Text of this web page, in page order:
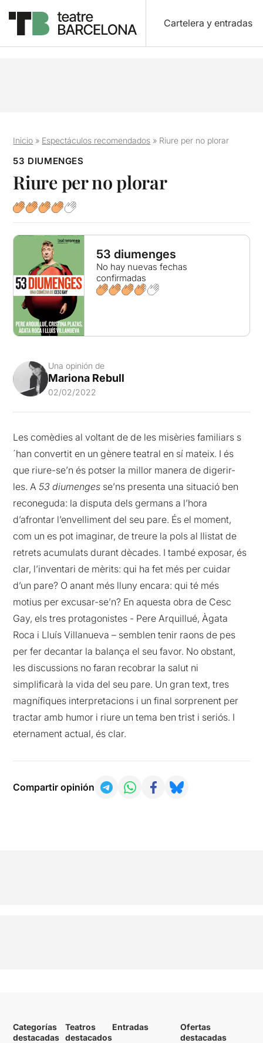
Cartelera y entradas
Inicio » Espectáculos recomendados » Riure per no plorar
53 DIUMENGES
Riure per no plorar
53 diumenges
No hay nuevas fechas
confirmadas
Una opinión de
Mariona Rebull
02/02/2022
Les comèdies al voltant de de les misèries familiars s
´han convertit en un gènere teatral en sí mateix. I és
que riure-se’n és potser la millor manera de digerir-
les. A53 diumenges se’ns presenta una situació ben
reconeguda: la disputa dels germans a l’hora
d’afrontar l’envelliment del seu pare. És el moment,
com un es pot imaginar, de treure la pols al llistat de
retrets acumulats durant dècades. I també exposar, és
clar, l’inventari de mèrits: qui ha fet més per cuidar
d’un pare? O anant més lluny encara: qui té més
motius per excusar-se’n? En aquesta obra de Cesc
Gay, els tres protagonistes ­­- Pere Arquillué, Àgata
Roca i Lluís Villanueva – semblen tenir raons de pes
per fer decantar la balança el seu favor. No obstant,
les discussions no faran recobrar la salut ni
simplificarà la vida del seu pare. Un gran text, tres
magnífiques interpretacions i un final sorprenent per
tractar amb humor i riure un tema ben trist i seriós. I
eternament actual, és clar.
Compartir opinión
Categorías
destacadas
Teatros
destacados
Entradas
Ofertas
destacadas